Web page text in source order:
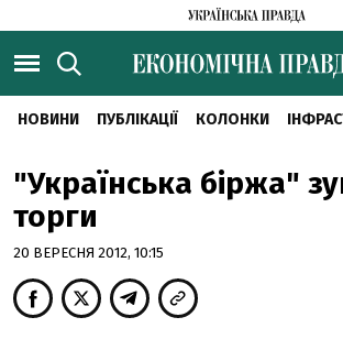
НОВИНИ ПУБЛІКАЦІЇ КОЛОНКИ
"Українська біржа"
торги
20 ВЕРЕСНЯ 2012, 10:15